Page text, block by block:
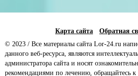
Карта сайта Обратная
© 2023 / Все материалы сайта Lor-24.ru
данного веб-ресурса, являются
администратора сайта и носят
рекомендациями по лечению, обращайтесь